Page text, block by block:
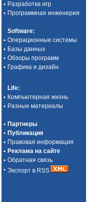
• Разработка игр
• Программная инженерия
Software:
• Операционные системы
• Базы данных
• Обзоры программ
• Графика и дизайн
Life:
• Компьютерная жизнь
• Разные материалы
• Партнеры
• Публикация
• Правовая информация
• Реклама на сайте
• Обратная связь
• Экспорт в RSS